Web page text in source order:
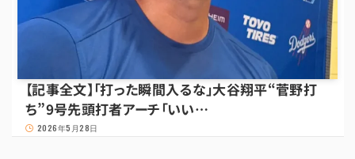
【記事全文】「打った瞬間入るな」大谷翔平“菅野打
ち”9号先頭打者アーチ「いい…
2026年5月28日